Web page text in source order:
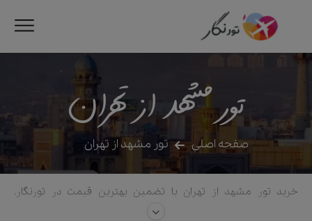
تور مشهد از تهران
صفحه اصلی تور مشهد از تهران
خرید تور مشهد از تهران با تضمین بهترین قیمت در تورنگار.
پکیج‌های متنوع هوایی و ریلی با قطارهای لوکس، همراه با رزرو بهترین